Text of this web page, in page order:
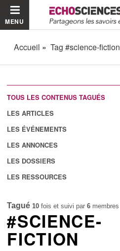
MENU
Accueil Tag #science-fiction
TOUS LES CONTENUS TAGUÉS
LES ARTICLES
LES ÉVÉNEMENTS
LES ANNONCES
LES DOSSIERS
LES RESSOURCES
Tagué 10 fois et suivi par6 membres
#SCIENCE-
FICTION